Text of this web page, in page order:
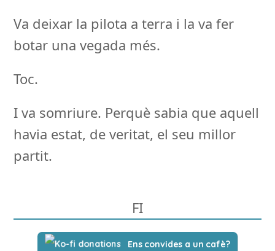
Va deixar la pilota a terra i la va fer
botar una vegada més.
Toc.
I va somriure. Perquè sabia que aquell
havia estat, de veritat, el seu millor
partit.
FI
Ens convides a un cafè?